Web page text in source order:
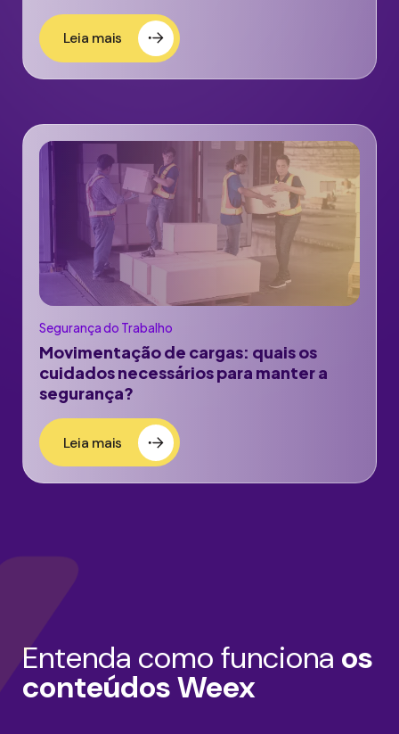
Leia mais
Segurança do Trabalho
Movimentação de cargas: quais os
cuidados necessários para manter a
segurança?
Leia mais
Entenda como funciona os
conteúdos Weex